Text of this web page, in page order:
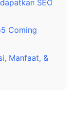
SEO
Coming
Manfaat, &